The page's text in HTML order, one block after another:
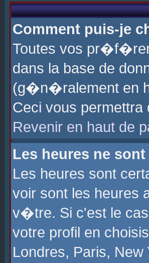
Comment puis-je
Toutes vos
dans la base de
(g�n�ralement en
Ceci vous
Revenir en haut de
Les heures ne
Les heures sont
voir sont les heures
v�tre. Si c'est le
votre profil en
Londres, Paris, New